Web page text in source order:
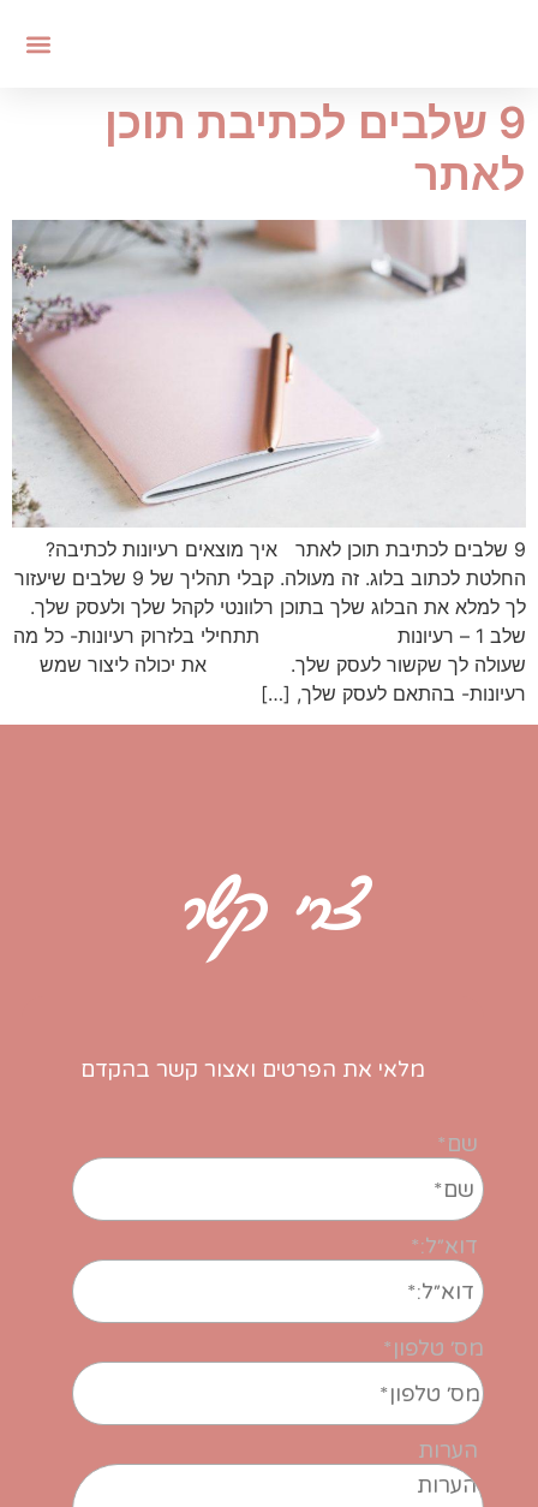
9 שלבים לכתיבת תוכן
לאתר
9 שלבים לכתיבת תוכן לאתר איך מוצאים רעיונות לכתיבה?
החלטת לכתוב בלוג. זה מעולה. קבלי תהליך של 9 שלבים שיעזור
לך למלא את הבלוג שלך בתוכן רלוונטי לקהל שלך ולעסק שלך.
שלב 1 – רעיונות תתחילי בלזרוק רעיונות- כל מה
שעולה לך שקשור לעסק שלך. את יכולה ליצור שמש
רעיונות- בהתאם לעסק שלך, […]
צרי קשר